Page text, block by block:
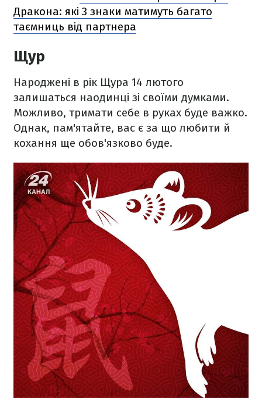
Дракона: які 3 знаки матимуть багато
таємниць від партнера
Щур
Народжені в рік Щура 14 лютого
залишаться наодинці зі своїми думками.
Можливо, тримати себе в руках буде важко.
Однак, пам'ятайте, вас є за що любити й
кохання ще обов'язково буде.